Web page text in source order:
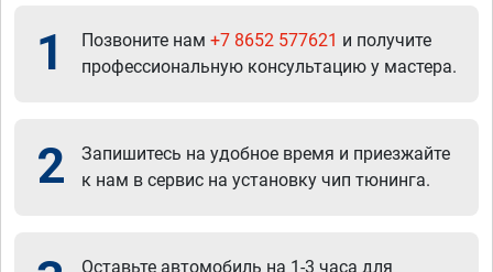
1 Позвоните нам +7 8652 577621 и получите
профессиональную консультацию у мастера.
2
Запишитесь на удобное время и приезжайте
к нам в сервис на установку чип тюнинга.
Оставьте автомобиль на 1-3 часа для